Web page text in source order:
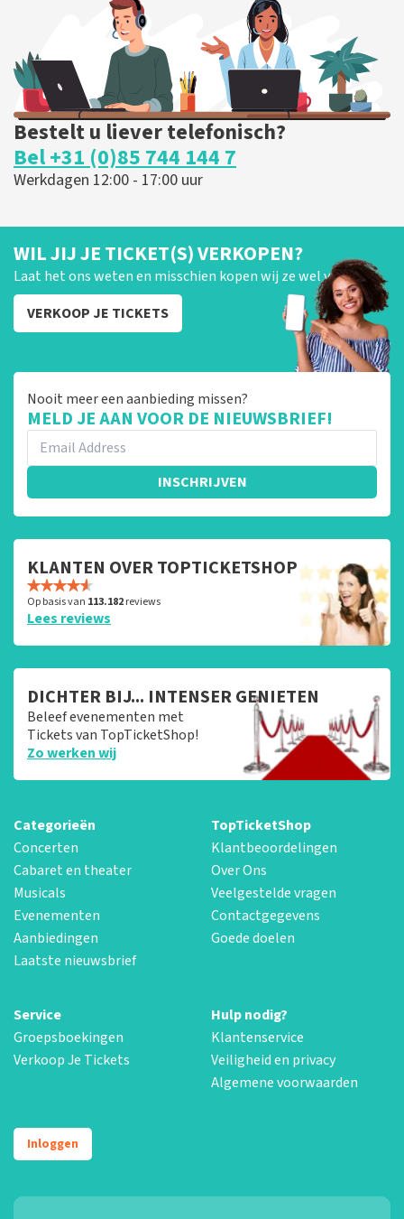
BESTEL NU
Bestelt u liever telefonisch?
Bel +31 (0)85 744 144 7
Werkdagen 12:00 - 17:00 uur
WIL JIJ JE TICKET(S) VERKOPEN?
Laat het ons weten en misschien kopen wij ze wel van je!
VERKOOP JE TICKETS
Nooit meer een aanbieding missen?
MELD JE AAN VOOR DE NIEUWSBRIEF!
INSCHRIJVEN
KLANTEN OVER TOPTICKETSHOP
Op basis van 113.182reviews
Lees reviews
DICHTER BIJ... INTENSER GENIETEN
Beleef evenementen met
Tickets van TopTicketShop!
Zo werken wij
Categorieën
Concerten
Cabaret en theater
Musicals
Evenementen
Aanbiedingen
Laatste nieuwsbrief
TopTicketShop
Klantbeoordelingen
Over Ons
Veelgestelde vragen
Contactgegevens
Goede doelen
Service
Groepsboekingen
Verkoop Je Tickets
Hulp nodig?
Klantenservice
Veiligheid en privacy
Algemene voorwaarden
Inloggen